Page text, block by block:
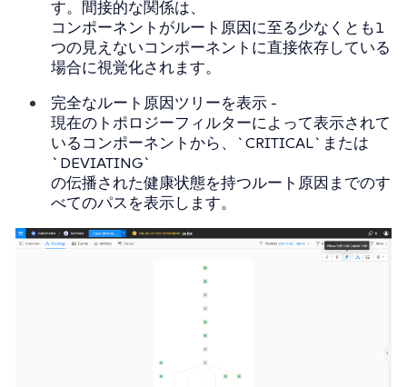
す。間接的な関係は、
コンポーネントがルート原因に至る少なくとも1
つの見えないコンポーネントに直接依存している
場合に視覚化されます。
完全なルート原因ツリーを表示 -
現在のトポロジーフィルターによって表示されて
いるコンポーネントから、`CRITICAL`または
`DEVIATING`
の伝播された健康状態を持つルート原因までのす
べてのパスを表示します。